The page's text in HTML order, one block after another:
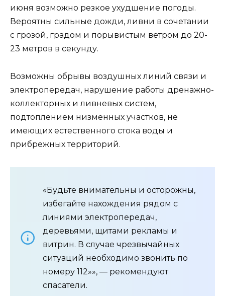
июня возможно резкое ухудшение погоды.
Вероятны сильные дожди, ливни в сочетании
с грозой, градом и порывистым ветром до 20-
23 метров в секунду.
Возможны обрывы воздушных линий связи и
электропередач, нарушение работы дренажно-
коллекторных и ливневых систем,
подтоплением низменных участков, не
имеющих естественного стока воды и
прибрежных территорий.
«Будьте внимательны и осторожны,
избегайте нахождения рядом с
линиями электропередач,
деревьями, щитами рекламы и
витрин. В случае чрезвычайных
ситуаций необходимо звонить по
номеру 112»», — рекомендуют
спасатели.